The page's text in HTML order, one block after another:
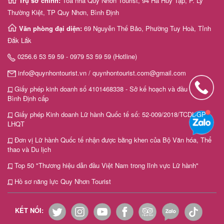
Thường Kiệt, TP Quy Nhơn, Bình Định
Văn phòng đại diện: 69 Nguyễn Thế Bảo, Phường Tuy Hoà, Tỉnh
Đắk Lắk
0256.6 53 59 59 - 0979 53 59 59 (Hotline)
info@quynhontourist.vn / quynhontourist.com@gmail.com
Giấy phép kinh doanh số 4101468338 - Sở kế hoạch và đầu tư tỉnh
Bình Định cấp
Giấy phép Kinh doanh Lữ hành Quốc tế số: 52-009/2018/TCDL-GP
LHQT
Đơn vị Lữ hành Quốc tế nhận được bằng khen của Bộ Văn hóa, Thể
thao và Du lịch
Top 50 "Thương hiệu dẫn đầu Việt Nam trong lĩnh vực Lữ hành"
Hồ sơ năng lực Quy Nhơn Tourist
KẾT NỐI: